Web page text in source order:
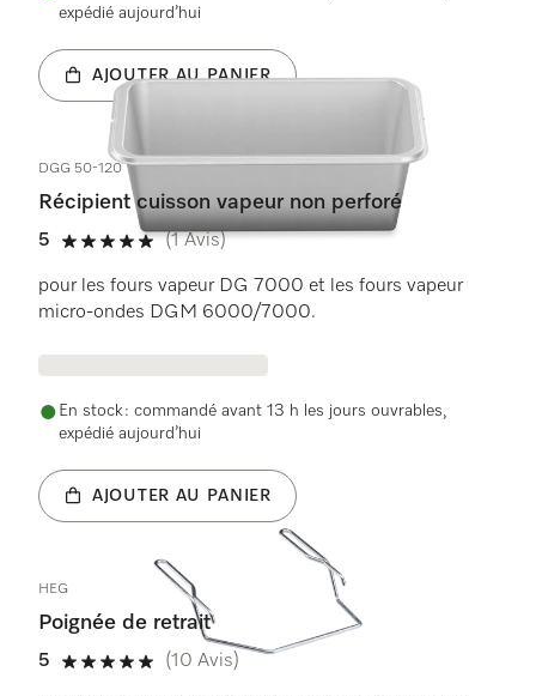
expédié aujourd’hui
AJOUTER AU PANIER
DGG 50-120
Récipient cuisson vapeur non perforé
5
5 étoiles sur 5
(1 Avis)
pour les fours vapeur DG 7000 et les fours vapeur
micro-ondes DGM 6000/7000.
En stock : commandé avant 13 h les jours ouvrables,
expédié aujourd’hui
AJOUTER AU PANIER
HEG
Poignée de retrait
5
5 étoiles sur 5
(10 Avis)